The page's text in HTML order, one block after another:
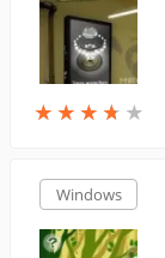
★ ★ ★ ★ ★
★ ★ ★ ★ ★
Windows